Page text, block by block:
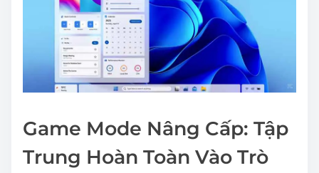
Game Mode Nâng Cấp: Tập
Trung Hoàn Toàn Vào Trò